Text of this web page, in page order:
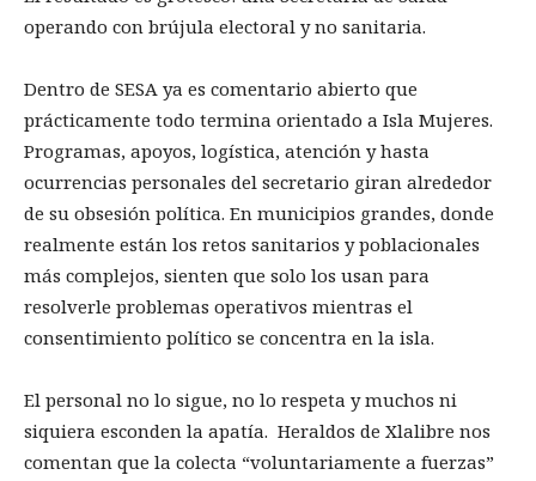
operando con brújula electoral y no sanitaria.
Dentro de SESA ya es comentario abierto que
prácticamente todo termina orientado a Isla Mujeres.
Programas, apoyos, logística, atención y hasta
ocurrencias personales del secretario giran alrededor
de su obsesión política. En municipios grandes, donde
realmente están los retos sanitarios y poblacionales
más complejos, sienten que solo los usan para
resolverle problemas operativos mientras el
consentimiento político se concentra en la isla.
El personal no lo sigue, no lo respeta y muchos ni
siquiera esconden la apatía. Heraldos de Xlalibre nos
comentan que la colecta “voluntariamente a fuerzas”